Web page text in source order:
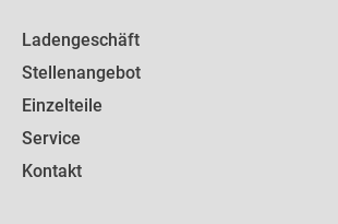
Ladengeschäft
Stellenangebot
Einzelteile
Service
Kontakt